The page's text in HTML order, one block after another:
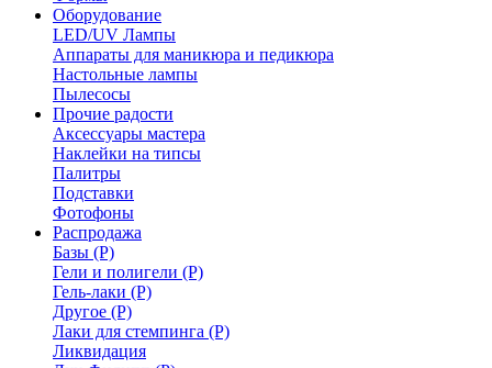
Оборудование
LED/UV Лампы
Аппараты для маникюра и педикюра
Настольные лампы
Пылесосы
Прочие радости
Аксессуары мастера
Наклейки на типсы
Палитры
Подставки
Фотофоны
Распродажа
Базы (Р)
Гели и полигели (Р)
Гель-лаки (Р)
Другое (Р)
Лаки для стемпинга (Р)
Ликвидация